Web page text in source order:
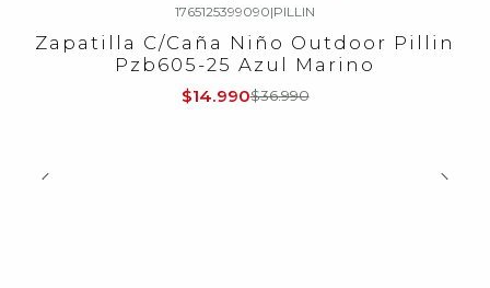
OFF
1765125399090|PILLIN
Zapatilla C/Caña Niño Outdoor Pillin
Pzb605-25 Azul Marino
$14.990$36.990